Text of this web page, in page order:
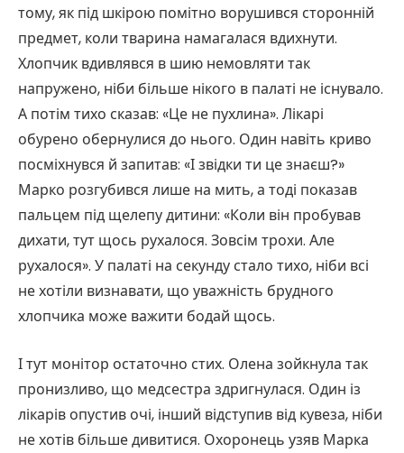
тому, як під шкірою помітно ворушився сторонній
предмет, коли тварина намагалася вдихнути.
Хлопчик вдивлявся в шию немовляти так
напружено, ніби більше нікого в палаті не існувало.
А потім тихо сказав: «Це не пухлина». Лікарі
обурено обернулися до нього. Один навіть криво
посміхнувся й запитав: «І звідки ти це знаєш?»
Марко розгубився лише на мить, а тоді показав
пальцем під щелепу дитини: «Коли він пробував
дихати, тут щось рухалося. Зовсім трохи. Але
рухалося». У палаті на секунду стало тихо, ніби всі
не хотіли визнавати, що уважність брудного
хлопчика може важити бодай щось.
І тут монітор остаточно стих. Олена зойкнула так
пронизливо, що медсестра здригнулася. Один із
лікарів опустив очі, інший відступив від кувеза, ніби
не хотів більше дивитися. Охоронець узяв Марка